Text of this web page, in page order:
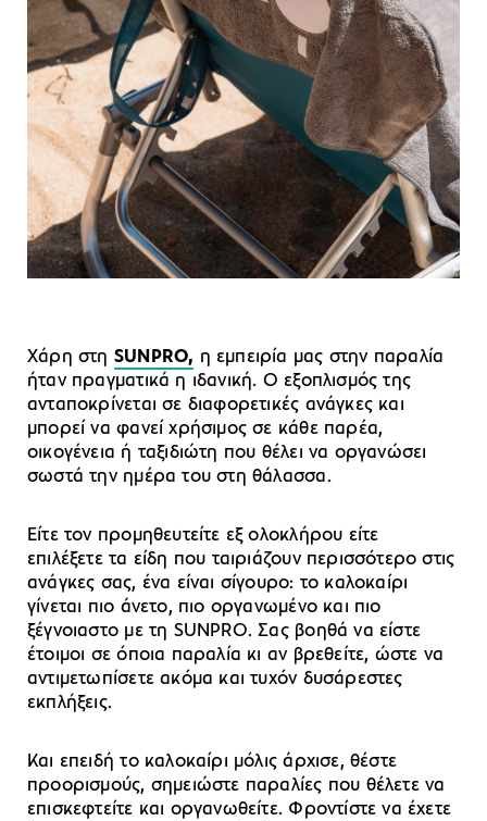
Χάρη στη SUNPRO, η εμπειρία μας στην παραλία
ήταν πραγματικά η ιδανική. Ο εξοπλισμός της
ανταποκρίνεται σε διαφορετικές ανάγκες και
μπορεί να φανεί χρήσιμος σε κάθε παρέα,
οικογένεια ή ταξιδιώτη που θέλει να οργανώσει
σωστά την ημέρα του στη θάλασσα.
Είτε τον προμηθευτείτε εξ ολοκλήρου είτε
επιλέξετε τα είδη που ταιριάζουν περισσότερο στις
ανάγκες σας, ένα είναι σίγουρο: το καλοκαίρι
γίνεται πιο άνετο, πιο οργανωμένο και πιο
ξέγνοιαστο με τη SUNPRO. Σας βοηθά να είστε
έτοιμοι σε όποια παραλία κι αν βρεθείτε, ώστε να
αντιμετωπίσετε ακόμα και τυχόν δυσάρεστες
εκπλήξεις.
Και επειδή το καλοκαίρι μόλις άρχισε, θέστε
προορισμούς, σημειώστε παραλίες που θέλετε να
επισκεφτείτε και οργανωθείτε. Φροντίστε να έχετε